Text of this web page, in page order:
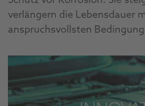
verlängern die Lebensdauer
anspruchsvollsten